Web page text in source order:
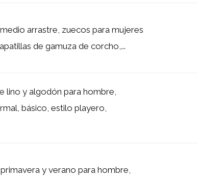
arrastre, zuecos para mujeres
de gamuza de corcho,...
lino y algodón para hombre,
básico, estilo playero,
y verano para hombre,